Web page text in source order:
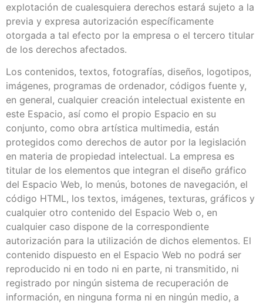
explotación de cualesquiera derechos estará sujeto a la
previa y expresa autorización específicamente
otorgada a tal efecto por la empresa o el tercero titular
de los derechos afectados.
Los contenidos, textos, fotografías, diseños, logotipos,
imágenes, programas de ordenador, códigos fuente y,
en general, cualquier creación intelectual existente en
este Espacio, así como el propio Espacio en su
conjunto, como obra artística multimedia, están
protegidos como derechos de autor por la legislación
en materia de propiedad intelectual. La empresa es
titular de los elementos que integran el diseño gráfico
del Espacio Web, lo menús, botones de navegación, el
código HTML, los textos, imágenes, texturas, gráficos y
cualquier otro contenido del Espacio Web o, en
cualquier caso dispone de la correspondiente
autorización para la utilización de dichos elementos. El
contenido dispuesto en el Espacio Web no podrá ser
reproducido ni en todo ni en parte, ni transmitido, ni
registrado por ningún sistema de recuperación de
información, en ninguna forma ni en ningún medio, a